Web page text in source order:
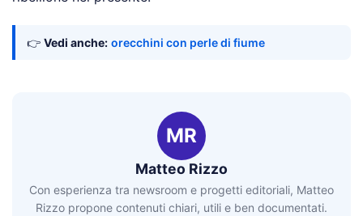
👉 Vedi anche: orecchini con perle di fiume
MR
Matteo Rizzo
Con esperienza tra newsroom e progetti editoriali, Matteo
Rizzo propone contenuti chiari, utili e ben documentati.